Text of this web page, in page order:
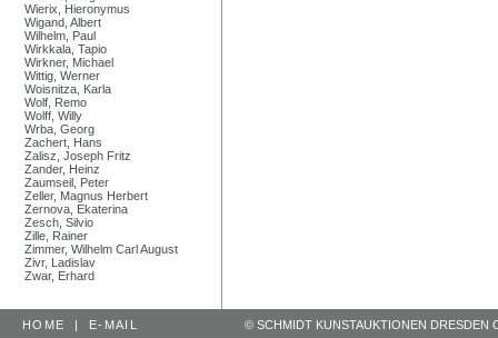
Wierix, Hieronymus
Wigand, Albert
Wilhelm, Paul
Wirkkala, Tapio
Wirkner, Michael
Wittig, Werner
Woisnitza, Karla
Wolf, Remo
Wolff, Willy
Wrba, Georg
Zachert, Hans
Zalisz, Joseph Fritz
Zander, Heinz
Zaumseil, Peter
Zeller, Magnus Herbert
Zernova, Ekaterina
Zesch, Silvio
Zille, Rainer
Zimmer, Wilhelm Carl August
Zivr, Ladislav
Zwar, Erhard
HOME | E-MAIL © SCHMIDT KUNSTAUKTIONEN DRESDEN